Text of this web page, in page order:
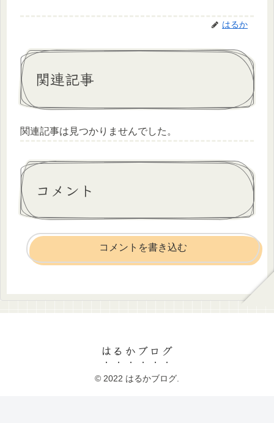
はるか
関連記事
関連記事は見つかりませんでした。
コメント
コメントを書き込む
はるかブログ
© 2022 はるかブログ.